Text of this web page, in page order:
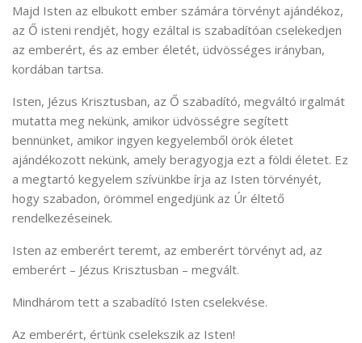
Majd Isten az elbukott ember számára törvényt ajándékoz,
az Ő isteni rendjét, hogy ezáltal is szabadítóan cselekedjen
az emberért, és az ember életét, üdvösséges irányban,
kordában tartsa.
Isten, Jézus Krisztusban, az Ő szabadító, megváltó irgalmát
mutatta meg nekünk, amikor üdvösségre segített
bennünket, amikor ingyen kegyelemből örök életet
ajándékozott nekünk, amely beragyogja ezt a földi életet. Ez
a megtartó kegyelem szívünkbe írja az Isten törvényét,
hogy szabadon, örömmel engedjünk az Úr éltető
rendelkezéseinek.
Isten az emberért teremt, az emberért törvényt ad, az
emberért – Jézus Krisztusban – megvált.
Mindhárom tett a szabadító Isten cselekvése.
Az emberért, értünk cselekszik az Isten!